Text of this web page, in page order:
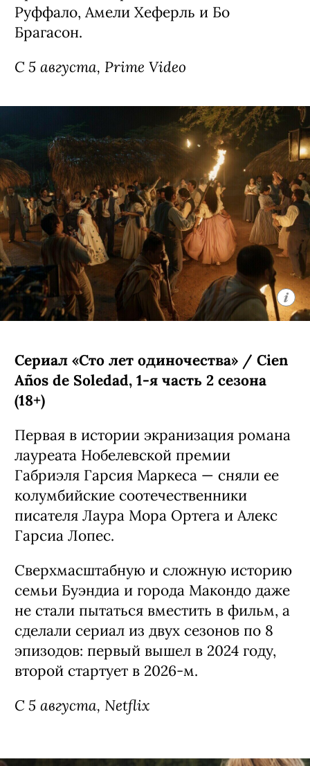
Руффало, Амели Хеферль и Бо
Брагасон.
С 5 августа, Prime Video
Сериал «Сто лет одиночества» / Cien
Años de Soledad, 1-я часть 2 сезона
(18+)
Первая в истории экранизация романа
лауреата Нобелевской премии
Габриэля Гарсия Маркеса — сняли ее
колумбийские соотечественники
писателя Лаура Мора Ортега и Алекс
Гарсиа Лопес.
Сверхмасштабную и сложную историю
семьи Буэндиа и города Макондо даже
не стали пытаться вместить в фильм, а
сделали сериал из двух сезонов по 8
эпизодов: первый вышел в 2024 году,
второй стартует в 2026-м.
С 5 августа, Netflix